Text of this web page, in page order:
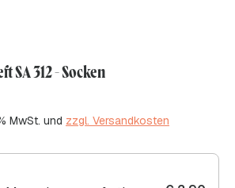
SA 312 - Socken
MwSt. und zzgl. Versandkosten